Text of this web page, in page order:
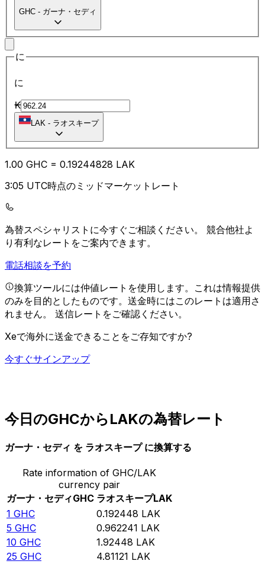
GHC - ガーナ・セディ
に
に
₭
LAK - ラオスキープ
1.00 GHC = 0.19244828 LAK
3:05 UTC時点のミッドマーケットレート
為替スペシャリストに今すぐご相談ください。 競合他社よ
り有利なレートをご案内できます。
電話相談を予約
換算ツールには仲値レートを使用します。これは情報提供
のみを目的としたものです。送金時にはこのレートは適用さ
れません。 送信レートをご確認ください。
Xeで海外に送金できることをご存知ですか?
今すぐサインアップ
今日のGHCからLAKの為替レート
ガーナ・セディ を ラオスキープ に換算する
Rate information of GHC/LAK
currency pair
ガーナ・セディGHC ラオスキープLAK
1 GHC 0.192448 LAK
5 GHC 0.962241 LAK
10 GHC 1.92448 LAK
25 GHC 4.81121 LAK